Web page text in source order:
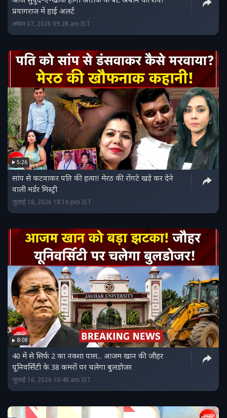
प्रयागराज में हाई अलर्ट
अगस्त 07, 2026 09:28 am IST
5:26
सांप से कटवाकर पति की हत्या! मेरठ की रोंगटे खड़े कर देने
वाली मर्डर मिस्ट्री
जुलाई 18, 2026 18:16 pm IST
8:08
40 में से सिर्फ 2 का नक्‍शा पास... आजम खान की जौहर
यूनिवर्सिटी के 38 कमरों पर चलेगा बुलडोजर
जुलाई 16, 2026 10:48 am IST